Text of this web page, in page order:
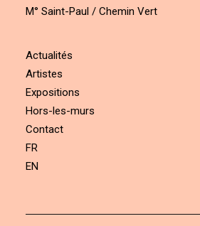
M° Saint-Paul / Chemin Vert
Actualités
Artistes
Expositions
Hors-les-murs
Contact
FR
EN